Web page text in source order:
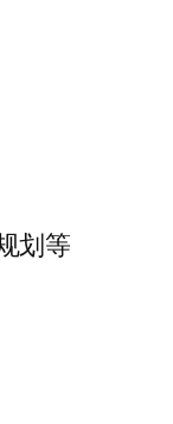
划等